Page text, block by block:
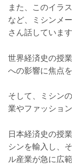
また、このイラ
など、ミシンメ
さん話しています
世界経済史の授
への影響に焦点
そして、ミシン
業やファッショ
日本経済史の授
シンを輸入し、
ル産業が急に広